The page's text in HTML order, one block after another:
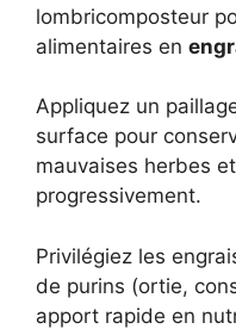
lombricomposteur
alimentaires en
Appliquez un
surface pour
mauvaises herbes
progressivement.
Privilégiez les
de purins (ortie,
apport rapide en